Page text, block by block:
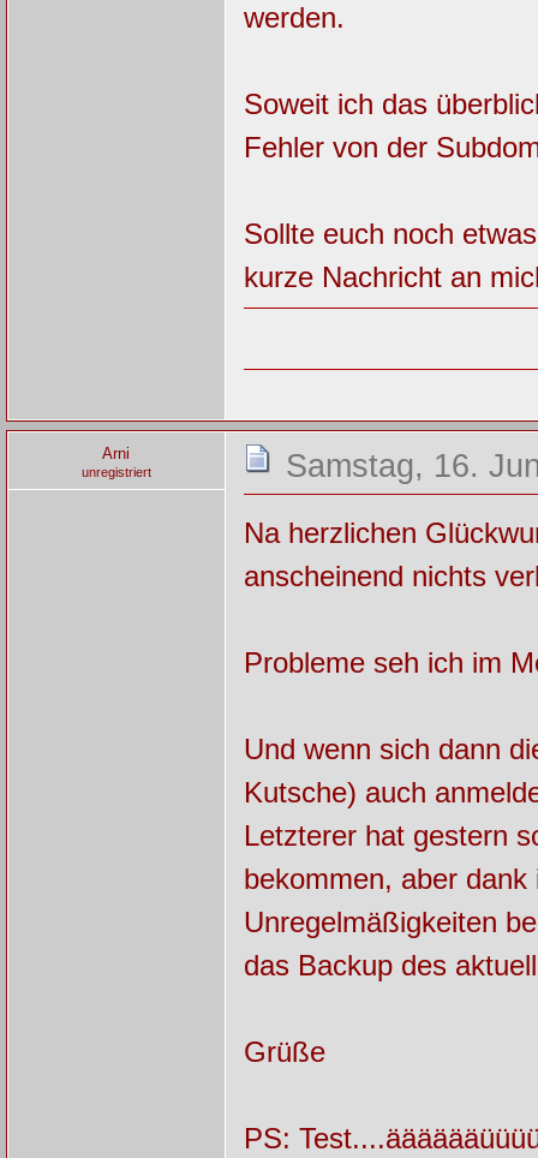
werden.
Soweit ich das
Fehler von der
Sollte euch noch
kurze Nachricht an
Arni
unregistriert Samstag, 16.
Na herzlichen
anscheinend nichts
Probleme seh ich im
Und wenn sich dann
Kutsche) auch
Letzterer hat gestern
bekommen, aber
Unregelmäßigkeiten
das Backup des
Grüße
PS: